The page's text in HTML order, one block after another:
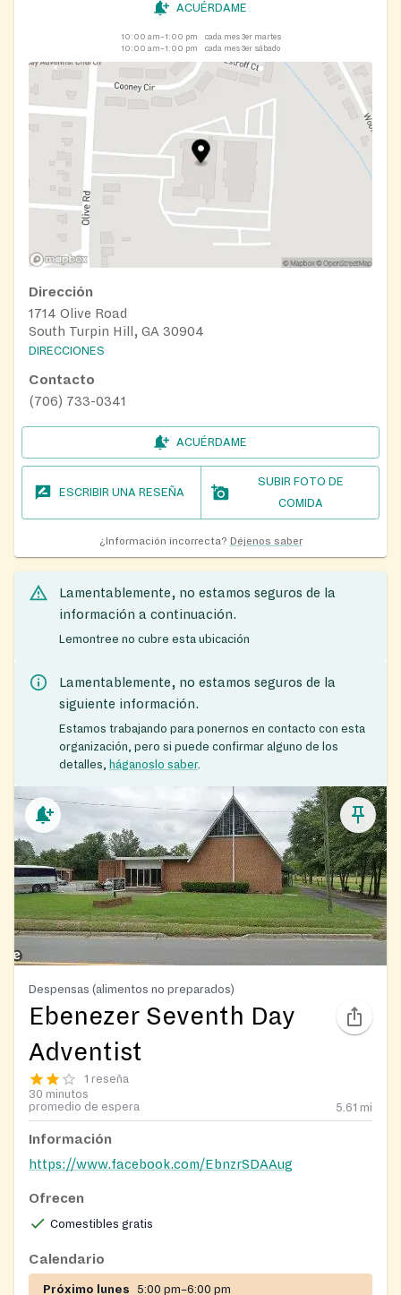
ACUÉRDAME
10:00 am–1:00 pm
cada mes 3er martes
10:00 am–1:00 pm
cada mes 3er sábado
Dirección
1714 Olive Road
South Turpin Hill, GA 30904
DIRECCIONES
Contacto
(706) 733-0341
ACUÉRDAME
ESCRIBIR UNA RESEÑA
SUBIR FOTO DE
COMIDA
¿Información incorrecta? Déjenos saber
Lamentablemente, no estamos seguros de la
información a continuación.
Lemontree no cubre esta ubicación
Lamentablemente, no estamos seguros de la
siguiente información.
Estamos trabajando para ponernos en contacto con esta
organización, pero si puede confirmar alguno de los
detalles,
háganoslo saber.
Despensas (alimentos no preparados)
Ebenezer Seventh Day
Adventist
1 reseña
30 minutos
promedio de espera
5.61 mi
Información
https://www.facebook.com/EbnzrSDAAug
Ofrecen
Comestibles gratis
Calendario
Próximo lunes 5:00 pm–6:00 pm